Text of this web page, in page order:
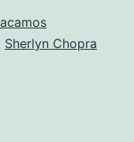
la
India
Sherlyn Chopra